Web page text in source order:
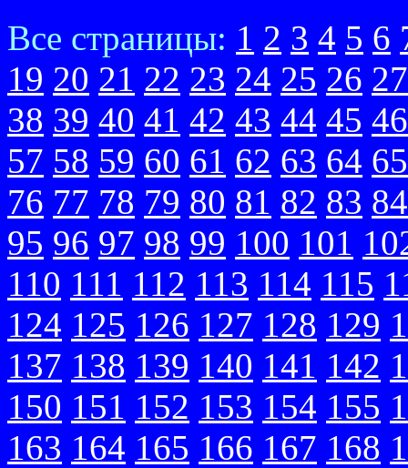
Все страницы: 1 2 3 4 5 6
19 20 21 22 23 24 25 26 27
38 39 40 41 42 43 44 45 46
57 58 59 60 61 62 63 64 65
76 77 78 79 80 81 82 83 84
95 96 97 98 99 100 101
110 111 112 113 114 115
124 125 126 127 128 129
137 138 139 140 141 142
150 151 152 153 154 155
163 164 165 166 167 168